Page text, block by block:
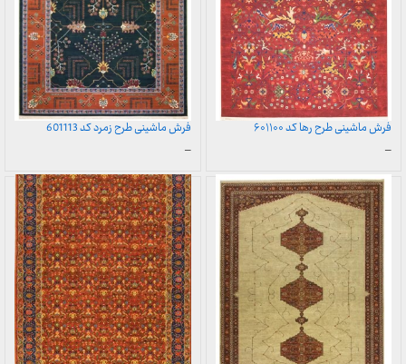
فرش ماشینی طرح رها کد ۶۰۱۱۰۰
–محدوده
899,000 تومان
تا
23,999,000 تومان
فرش ماشینی طرح زمرد کد 601113
–محدوده
899,000 تومان
تا
23,999,000 تومان